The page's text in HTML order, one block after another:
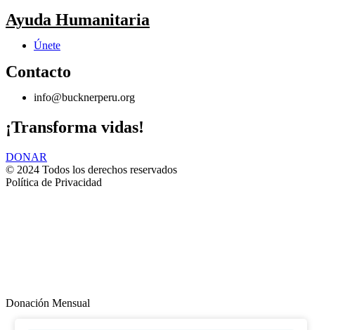
Ayuda Humanitaria
Únete
Contacto
info@bucknerperu.org
¡Transforma vidas!
DONAR
© 2024 Todos los derechos reservados
Política de Privacidad
Donación Mensual